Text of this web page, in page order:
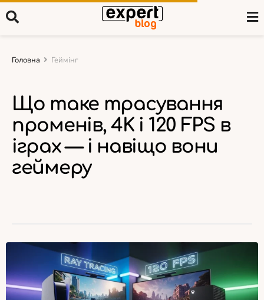
Головна Геймінг
Що таке трасування
променів, 4K і 120 FPS в
іграх — і навіщо вони
геймеру